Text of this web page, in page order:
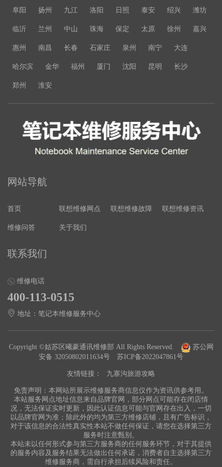
阜阳 扬州 九江 洛阳 日照 泰安 绍兴 潍坊
临沂 兰州 中山 珠海 保定 太原 徐州 嘉兴
惠州 南昌 长春 石家庄 泉州 南宁 大连
哈尔滨 金华 福州 厦门 沈阳 昆明 长沙
郑州 淮安
网站导航
首页 联想维修网点 联想维修故障 联想维修资讯
维修问答 关于我们
联系我们
维修电话
400-113-0515
地址：笔记本维修服务中心
Copyright ©姑苏区曦豪通讯维修部 All Rights Reserved.
苏公网
安备 32050802011634号
苏ICP备2022047861号
友情链接： 九寨沟旅游攻略
免责声明：本网站所展示维修服务商信息仅作为资讯供参考用。
本站服务网点地址信息来自品牌官网，部分网点可能存在闭店情
况，无法保证实时更新，因此认证信息可能与官网存在出入，一切
以品牌官网为准；除此外的均为第三方维修店铺，且有广告标识，
对于该信息的合法性真实性本站不做任何保证，请您在选择第三方
服务时注意甄别。
本站未以任何形式参与第三方服务商的任何服务环节，对于其提供
的服务内容及服务结果无法做出任何承诺，消费者自主选择第三方
维修服务商，需自行承担后续风险和责任。